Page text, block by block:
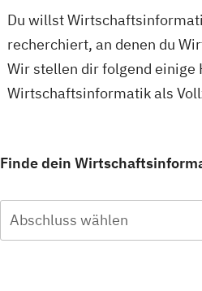
Du willst
recherchiert, an denen du
Wir stellen dir folgend einige
Wirtschaftsinformatik als
Finde dein
Abschluss wählen